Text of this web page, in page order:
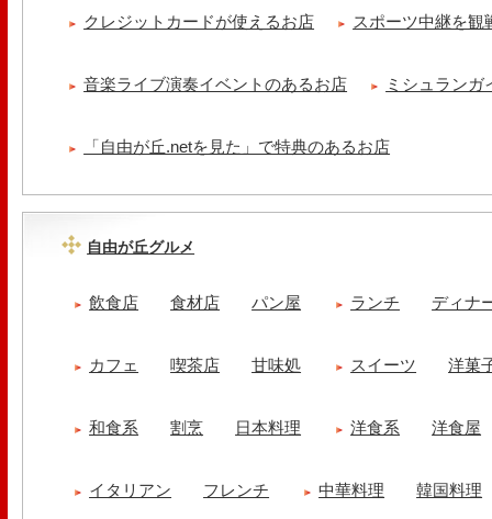
クレジットカードが使えるお店 スポーツ中継を観
音楽ライブ演奏イベントのあるお店 ミシュランガ
「自由が丘.netを見た」で特典のあるお店
自由が丘グルメ
飲食店 食材店 パン屋 ランチ ディナ
カフェ 喫茶店 甘味処 スイーツ 洋菓
和食系 割烹 日本料理 洋食系 洋食屋
イタリアン フレンチ 中華料理 韓国料理